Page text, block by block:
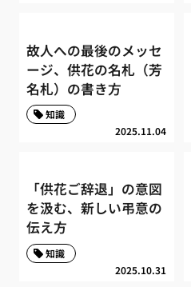
故人への最後のメッセ
ージ、供花の名札（芳
名札）の書き方
2025.11.04
知識
「供花ご辞退」の意図
を汲む、新しい弔意の
伝え方
2025.10.31
知識